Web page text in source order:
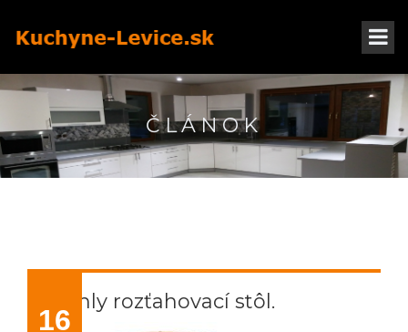
ČLÁNOK
16
Okrúhly rozťahovací stôl.